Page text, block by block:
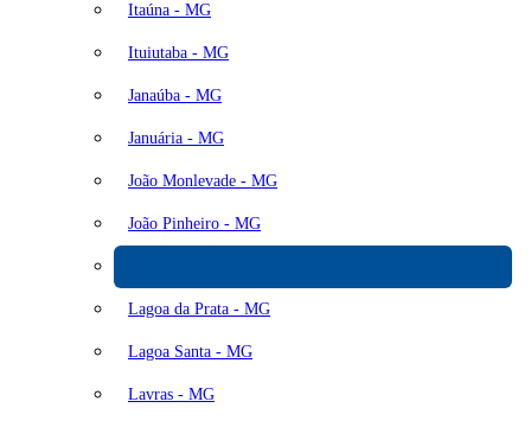
Itaúna - MG
Ituiutaba - MG
Janaúba - MG
Januária - MG
João Monlevade - MG
João Pinheiro - MG
Lagoa da Prata - MG
Lagoa Santa - MG
Lavras - MG